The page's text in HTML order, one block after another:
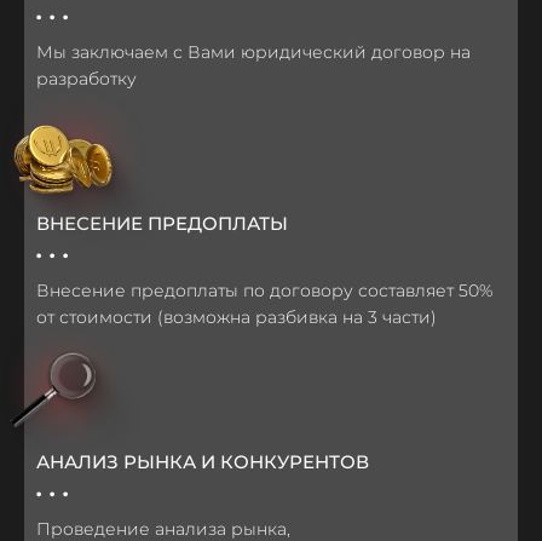
...
Мы заключаем с Вами юридический договор на
разработку
ВНЕСЕНИЕ ПРЕДОПЛАТЫ
...
Внесение предоплаты по договору составляет 50%
от стоимости (возможна разбивка на 3 части)
АНАЛИЗ РЫНКА И КОНКУРЕНТОВ
...
Проведение анализа рынка,